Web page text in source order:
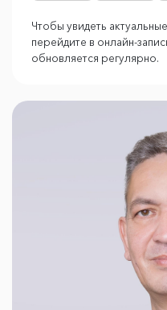
Чтобы увидеть
перейдите в онлайн-
обновляется регулярно.